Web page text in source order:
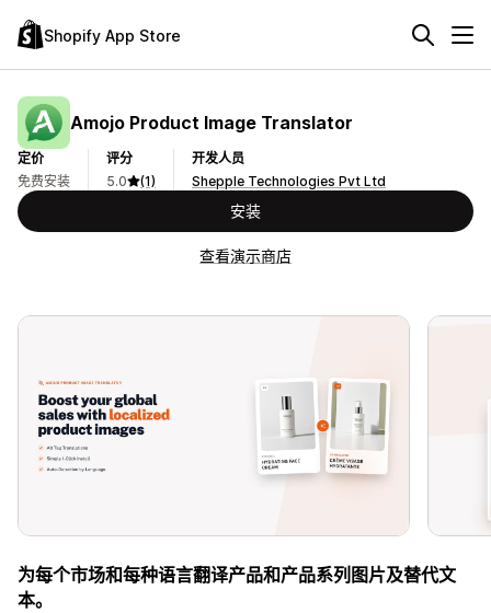
Shopify App Store
Amojo Product Image Translator
定价
免费安装
评分
5.0
(1)
开发人员
Shepple Technologies Pvt Ltd
安装
查看演示商店
为每个市场和每种语言翻译产品和产品系列图片及替代文
本。